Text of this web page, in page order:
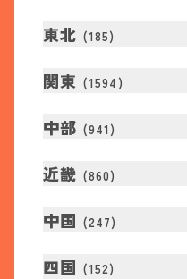
東北 (185)
関東 (1594 )
中部 (941 )
近畿 (860)
中国 (247)
四国 (152)